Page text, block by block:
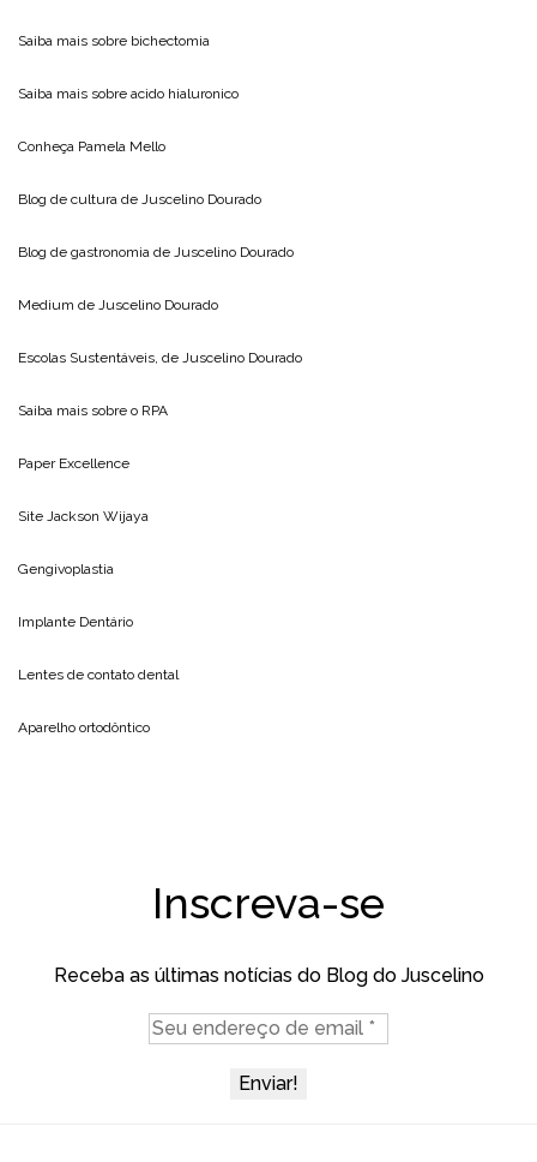
Saiba mais sobre bichectomia
Saiba mais sobre acido hialuronico
Conheça Pamela Mello
Blog de cultura de Juscelino Dourado
Blog de gastronomia de Juscelino Dourado
Medium de Juscelino Dourado
Escolas Sustentáveis, de Juscelino Dourado
Saiba mais sobre o RPA
Paper Excellence
Site Jackson Wijaya
Gengivoplastia
Implante Dentário
Lentes de contato dental
Aparelho ortodôntico
Inscreva-se
Receba as últimas notícias do Blog do Juscelino